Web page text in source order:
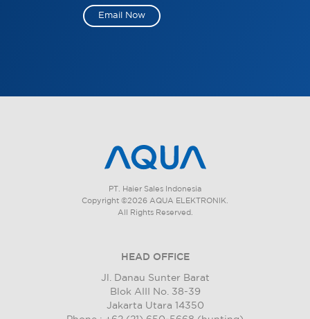
Email Now
PT. Haier Sales Indonesia
Copyright ©2026 AQUA ELEKTRONIK.
All Rights Reserved.
HEAD OFFICE
Jl. Danau Sunter Barat
Blok AIII No. 38-39
Jakarta Utara 14350